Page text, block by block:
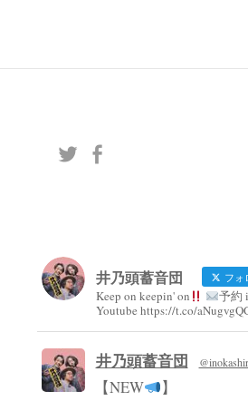
井乃頭蓄音団 フォ
Keep on keepin' on
予約
Youtube https://t.co/
井乃頭蓄音団
【NEW
】